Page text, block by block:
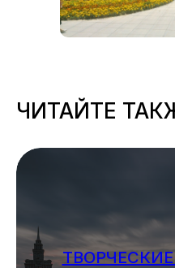
ЧИТАЙТЕ